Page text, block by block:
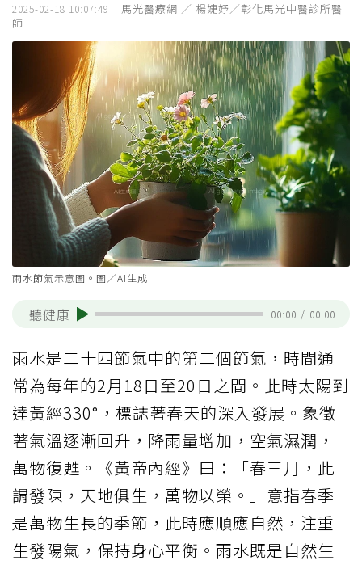
2025-02-18 10:07:49
馬光醫療網 ／ 楊婕妤／彰化馬光中醫診所醫
師
雨水節氣示意圖。圖／AI生成
聽健康 00:00 / 00:00
雨水是二十四節氣中的第二個節氣，時間通
常為每年的2月18日至20日之間。此時太陽到
達黃經330°，標誌著春天的深入發展。象徵
著氣溫逐漸回升，降雨量增加，空氣濕潤，
萬物復甦。《黃帝內經》曰：「春三月，此
謂發陳，天地俱生，萬物以榮。」意指春季
是萬物生長的季節，此時應順應自然，注重
生發陽氣，保持身心平衡。雨水既是自然生